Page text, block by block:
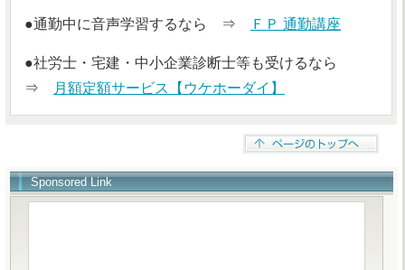
●通勤中に音声学習するなら ⇒ ＦＰ 通勤講座
●社労士・宅建・中小企業診断士等も受けるなら
⇒
月額定額サービス【ウケホーダイ】
Sponsored Link